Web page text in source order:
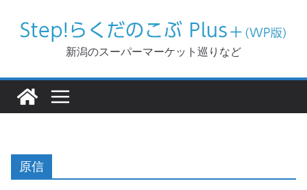
新潟のスーパーマーケット巡りなど
原信